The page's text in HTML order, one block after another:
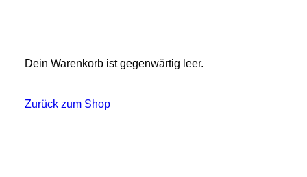
Dein Warenkorb ist gegenwärtig leer.
Zurück zum Shop